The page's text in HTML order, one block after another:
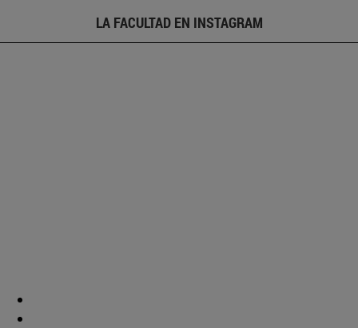
LA FACULTAD EN INSTAGRAM